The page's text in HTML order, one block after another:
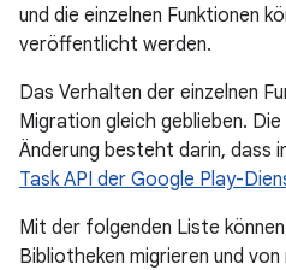
und die einzelnen Funktionen
veröffentlicht werden.
Das Verhalten der einzelnen
Migration gleich geblieben.
Änderung besteht darin, dass
Task API der Google Play-
Mit der folgenden Liste können
Bibliotheken migrieren und von